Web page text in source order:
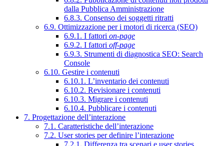
dalla Pubblica Amministrazione
6.8.3. Consenso dei soggetti ritratti
6.9. Ottimizzazione per i motori di ricerca (SEO)
6.9.1. I fattori on-page
6.9.2. I fattori off-page
6.9.3. Strumenti di diagnostica SEO: Search
Console
6.10. Gestire i contenuti
6.10.1. L’inventario dei contenuti
6.10.2. Revisionare i contenuti
6.10.3. Migrare i contenuti
6.10.4. Pubblicare i contenuti
7. Progettazione dell’interazione
7.1. Caratteristiche dell’interazione
7.2. User stories per definire l’interazione
7.2.1. Differenza tra scenari e user stories